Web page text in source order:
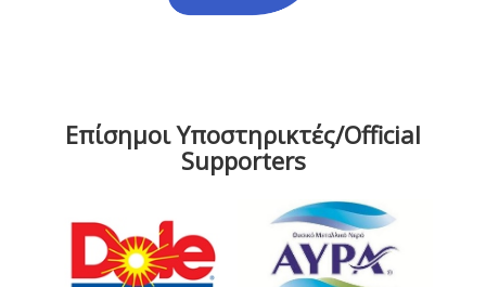
Επίσημοι Υποστηρικτές/Official
Supporters